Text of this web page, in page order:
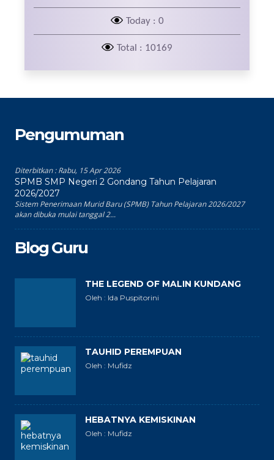
Today : 0
Total : 10169
Pengumuman
Diterbitkan :Rabu, 15 Apr 2026
SPMB SMP Negeri 2 Gondang Tahun Pelajaran
2026/2027
Sistem Penerimaan Murid Baru (SPMB) Tahun Pelajaran 2026/2027
akan dibuka mulai tanggal 2...
Blog Guru
THE LEGEND OF MALIN KUNDANG
Oleh : Ida Puspitorini
TAUHID PEREMPUAN
Oleh : Mufidz
HEBATNYA KEMISKINAN
Oleh : Mufidz